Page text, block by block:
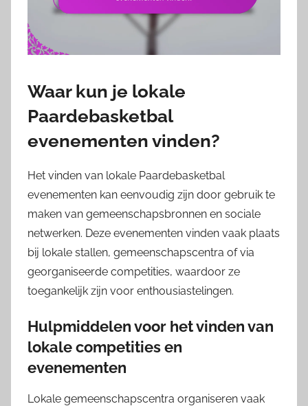
Waar kun je lokale
Paardebasketbal
evenementen vinden?
Het vinden van lokale Paardebasketbal
evenementen kan eenvoudig zijn door gebruik te
maken van gemeenschapsbronnen en sociale
netwerken. Deze evenementen vinden vaak plaats
bij lokale stallen, gemeenschapscentra of via
georganiseerde competities, waardoor ze
toegankelijk zijn voor enthousiastelingen.
Hulpmiddelen voor het vinden van
lokale competities en
evenementen
Lokale gemeenschapscentra organiseren vaak